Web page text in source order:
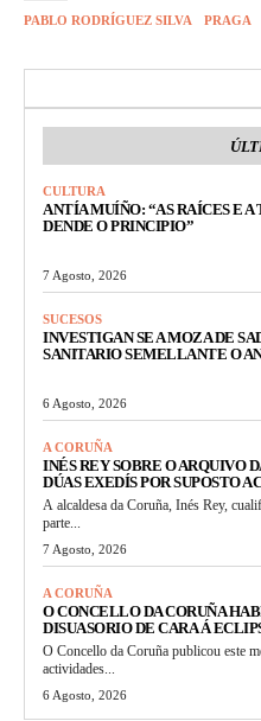
PABLO RODRÍGUEZ SILVA
PRAGA
CULTURA
ANTÍA MUÍÑO: “AS RAÍCES E
DENDE O PRINCIPIO”
7 Agosto, 2026
SUCESOS
INVESTIGAN SE A MOZA DE
SANITARIO SEMELLANTE O
6 Agosto, 2026
A CORUÑA
INÉS REY SOBRE O ARQUIVO
DÚAS EXEDÍS POR SUPOSTO
A alcaldesa da Coruña, Inés Rey,
parte...
7 Agosto, 2026
A CORUÑA
O CONCELLO DA CORUÑA
DISUASORIO DE CARA Á
O Concello da Coruña publicou este
actividades...
6 Agosto, 2026